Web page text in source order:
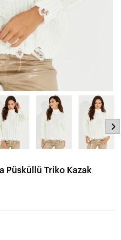
Püsküllü Triko Kazak